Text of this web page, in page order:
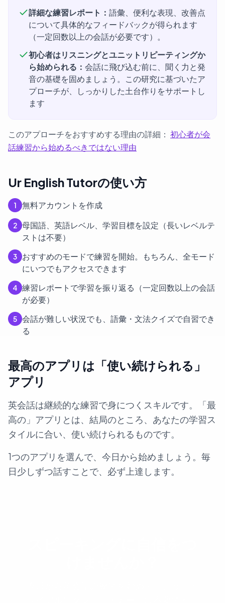
詳細な練習レポート： 語彙、便利な表現、改善点
について具体的なフィードバックが得られます
（一定回数以上の会話が必要です）。
初心者はリスニングとユニットリピーティングか
ら始められる： 会話に飛び込む前に、聞く力と発
音の基礎を固めましょう。この研究に基づいたア
プローチが、しっかりした土台作りをサポートし
ます
このアプローチをおすすめする理由の詳細： 初心者が会
話練習から始めるべきではない理由
Ur English Tutorの使い方
1 無料アカウントを作成
2 母国語、英語レベル、学習目標を設定（長いレベルテ
ストは不要）
3
おすすめのモードで練習を開始。もちろん、全モード
にいつでもアクセスできます
4 練習レポートで学習を振り返る（一定回数以上の会話
が必要）
5 会話が難しい状況でも、語彙・文法クイズで自習でき
る
最高のアプリは「使い続けられる」
アプリ
英会話は継続的な練習で身につくスキルです。「最
高の」アプリとは、結局のところ、あなたの学習ス
タイルに合い、使い続けられるものです。
1つのアプリを選んで、今日から始めましょう。毎
日少しずつ話すことで、必ず上達します。